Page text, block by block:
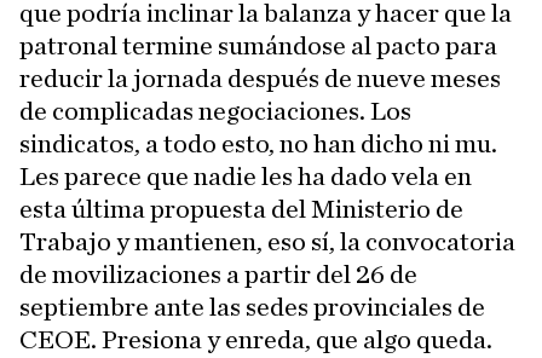
que podría inclinar la balanza y hacer que la
patronal termine sumándose al pacto para
reducir la jornada después de nueve meses
de complicadas negociaciones. Los
sindicatos, a todo esto, no han dicho ni mu.
Les parece que nadie les ha dado vela en
esta última propuesta del Ministerio de
Trabajo y mantienen, eso sí, la convocatoria
de movilizaciones a partir del 26 de
septiembre ante las sedes provinciales de
CEOE. Presiona y enreda, que algo queda.